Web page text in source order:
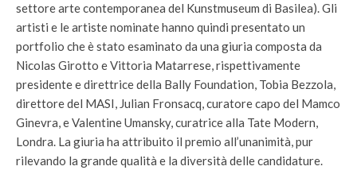
settore arte contemporanea del Kunstmuseum di Basilea). Gli
artisti e le artiste nominate hanno quindi presentato un
portfolio che è stato esaminato da una giuria composta da
Nicolas Girotto e Vittoria Matarrese, rispettivamente
presidente e direttrice della Bally Foundation, Tobia Bezzola,
direttore del MASI, Julian Fronsacq, curatore capo del Mamco
Ginevra, e Valentine Umansky, curatrice alla Tate Modern,
Londra. La giuria ha attribuito il premio all’unanimità, pur
rilevando la grande qualità e la diversità delle candidature.